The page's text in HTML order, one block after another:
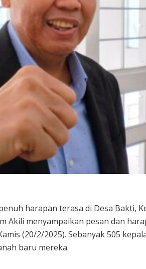
harapan terasa di Desa Bakti,
Akili menyampaikan pesan dan
(20/2/2025). Sebanyak 505
baru mereka.